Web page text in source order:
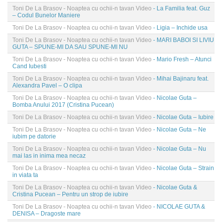
Toni De La Brasov - Noaptea cu ochii-n tavan Video - La Familia feat. Guz
– Codul Bunelor Maniere
Toni De La Brasov - Noaptea cu ochii-n tavan Video - Ligia – Inchide usa
Toni De La Brasov - Noaptea cu ochii-n tavan Video - MARI BABOI SI LIVIU
GUTA – SPUNE-MI DA SAU SPUNE-MI NU
Toni De La Brasov - Noaptea cu ochii-n tavan Video - Mario Fresh – Atunci
Cand Iubesti
Toni De La Brasov - Noaptea cu ochii-n tavan Video - Mihai Bajinaru feat.
Alexandra Pavel – O clipa
Toni De La Brasov - Noaptea cu ochii-n tavan Video - Nicolae Guta –
Bomba Anului 2017 (Cristina Pucean)
Toni De La Brasov - Noaptea cu ochii-n tavan Video - Nicolae Guta – Iubire
Toni De La Brasov - Noaptea cu ochii-n tavan Video - Nicolae Guta – Ne
iubim pe datorie
Toni De La Brasov - Noaptea cu ochii-n tavan Video - Nicolae Guta – Nu
mai las in inima mea necaz
Toni De La Brasov - Noaptea cu ochii-n tavan Video - Nicolae Guta – Strain
in viata ta
Toni De La Brasov - Noaptea cu ochii-n tavan Video - Nicolae Guta &
Cristina Pucean – Pentru un strop de iubire
Toni De La Brasov - Noaptea cu ochii-n tavan Video - NICOLAE GUTA &
DENISA – Dragoste mare